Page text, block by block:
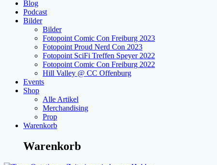
Blog
Podcast
Bilder
Bilder
Fotopoint Comic Con Freiburg 2023
Fotopoint Proud Nerd Con 2023
Fotopoint SciFi Treffen Speyer 2022
Fotopoint Comic Con Freiburg 2022
Hill Valley @ CC Offenburg
Events
Shop
Alle Artikel
Merchandising
Prop
Warenkorb
Warenkorb